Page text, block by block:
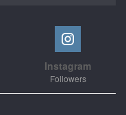
Instagram
Followers